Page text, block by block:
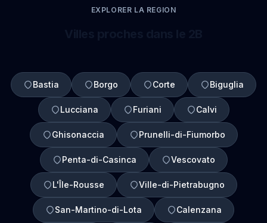
EXPLORER LA REGION
Bastia Borgo Corte Biguglia
Lucciana Furiani Calvi
Ghisonaccia Prunelli-di-Fiumorbo
Penta-di-Casinca Vescovato
L'Île-Rousse Ville-di-Pietrabugno
San-Martino-di-Lota Calenzana